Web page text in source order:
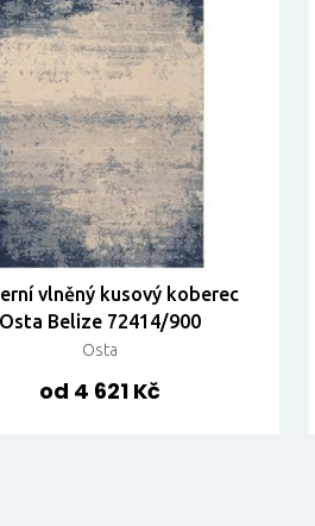
vlněný kusový koberec
Osta Belize 72414/900
Osta
od 4 621 Kč